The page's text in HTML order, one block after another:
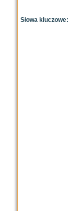
Słowa kluczowe: